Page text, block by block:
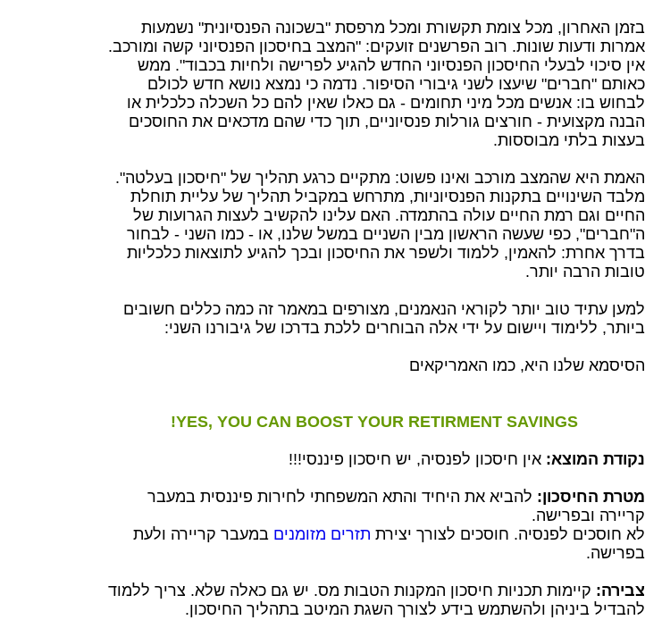
בזמן האחרון, מכל צומת תקשורת ומכל מרפסת "בשכונה הפנסיונית" נשמעות
אמרות ודעות שונות. רוב הפרשנים זועקים: "המצב בחיסכון הפנסיוני קשה ומורכב.
אין סיכוי לבעלי החיסכון הפנסיוני החדש להגיע לפרישה ולחיות בכבוד". ממש
כאותם "חברים" שיעצו לשני גיבורי הסיפור. נדמה כי נמצא נושא חדש לכולם
לבחוש בו: אנשים מכל מיני תחומים - גם כאלו שאין להם כל השכלה כלכלית או
הבנה מקצועית - חורצים גורלות פנסיוניים, תוך כדי שהם מדכאים את החוסכים
בעצות בלתי מבוססות.
האמת היא שהמצב מורכב ואינו פשוט: מתקיים כרגע תהליך של "חיסכון בעלטה".
מלבד השינויים בתקנות הפנסיוניות, מתרחש במקביל תהליך של עליית תוחלת
החיים וגם רמת החיים עולה בהתמדה. האם עלינו להקשיב לעצות הגרועות של
ה"חברים", כפי שעשה הראשון מבין השניים במשל שלנו, או - כמו השני - לבחור
בדרך אחרת: להאמין, ללמוד ולשפר את החיסכון ובכך להגיע לתוצאות כלכליות
טובות הרבה יותר.
למען עתיד טוב יותר לקוראי הנאמנים, מצורפים במאמר זה כמה כללים חשובים
ביותר, ללימוד ויישום על ידי אלה הבוחרים ללכת בדרכו של גיבורנו השני:
הסיסמא שלנו היא, כמו האמריקאים
YES, YOU CAN BOOST YOUR RETIRMENT SAVINGS
!
נקודת המוצא: אין חיסכון לפנסיה, יש חיסכון פיננסי!!!
מטרת החיסכון: להביא את היחיד והתא המשפחתי לחירות פיננסית במעבר
קריירה ובפרישה.
לא חוסכים לפנסיה. חוסכים לצורך יצירת תזרים מזומנים במעבר קריירה ולעת
בפרישה.
צבירה: קיימות תכניות חיסכון המקנות הטבות מס. יש גם כאלה שלא. צריך ללמוד
להבדיל ביניהן ולהשתמש בידע לצורך השגת המיטב בתהליך החיסכון.